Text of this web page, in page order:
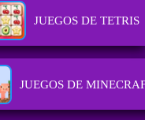
JUEGOS DE TETRIS
JUEGOS DE